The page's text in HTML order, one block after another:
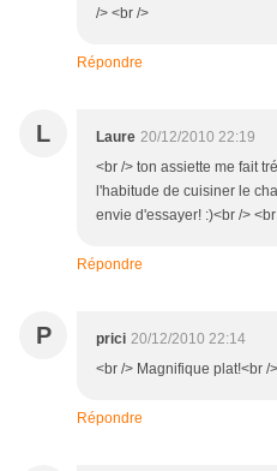
/> <br />
Répondre
L Laure 20/12/2010 22:19
<br /> ton assiette me fait
l'habitude de cuisiner le
envie d'essayer! :)<br />
Répondre
P prici 20/12/2010 22:14
<br /> Magnifique plat!<br /
Répondre